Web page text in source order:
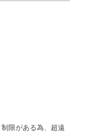
限がある為、超遠